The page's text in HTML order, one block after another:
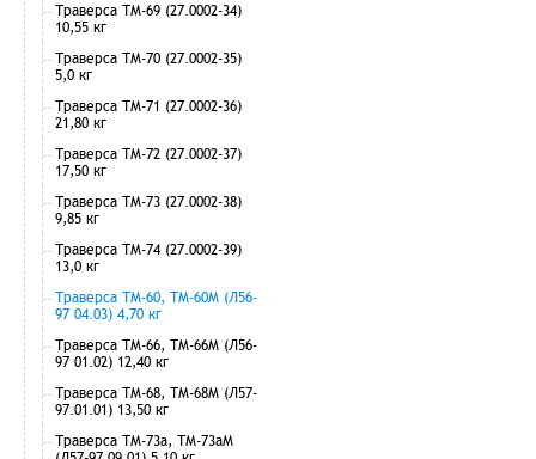
Траверса ТМ-69 (27.0002-34)
10,55 кг
Траверса ТМ-70 (27.0002-35)
5,0 кг
Траверса ТМ-71 (27.0002-36)
21,80 кг
Траверса ТМ-72 (27.0002-37)
17,50 кг
Траверса ТМ-73 (27.0002-38)
9,85 кг
Траверса ТМ-74 (27.0002-39)
13,0 кг
Траверса ТМ-60, ТМ-60М (Л56-
97 04.03) 4,70 кг
Траверса ТМ-66, ТМ-66М (Л56-
97 01.02) 12,40 кг
Траверса ТМ-68, ТМ-68М (Л57-
97.01.01) 13,50 кг
Траверса ТМ-73а, ТМ-73аМ